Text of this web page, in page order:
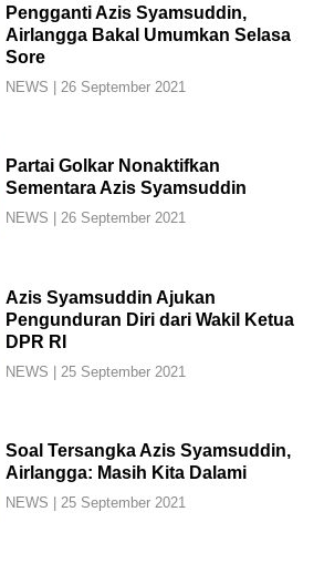
Pengganti Azis Syamsuddin,
Airlangga Bakal Umumkan Selasa
Sore
NEWS 26 September 2021
Partai Golkar Nonaktifkan
Sementara Azis Syamsuddin
NEWS 26 September 2021
Azis Syamsuddin Ajukan
Pengunduran Diri dari Wakil Ketua
DPR RI
NEWS 25 September 2021
Soal Tersangka Azis Syamsuddin,
Airlangga: Masih Kita Dalami
NEWS 25 September 2021